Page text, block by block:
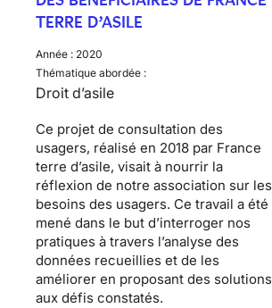
TERRE D’ASILE
Année : 2020
Thématique abordée :
Droit d’asile
Ce projet de consultation des
usagers, réalisé en 2018 par France
terre d’asile, visait à nourrir la
réflexion de notre association sur les
besoins des usagers. Ce travail a été
mené dans le but d’interroger nos
pratiques à travers l’analyse des
données recueillies et de les
améliorer en proposant des solutions
aux défis constatés.